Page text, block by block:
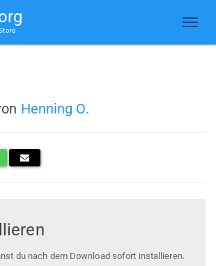
Henning O.
du nach dem Download sofort installieren.